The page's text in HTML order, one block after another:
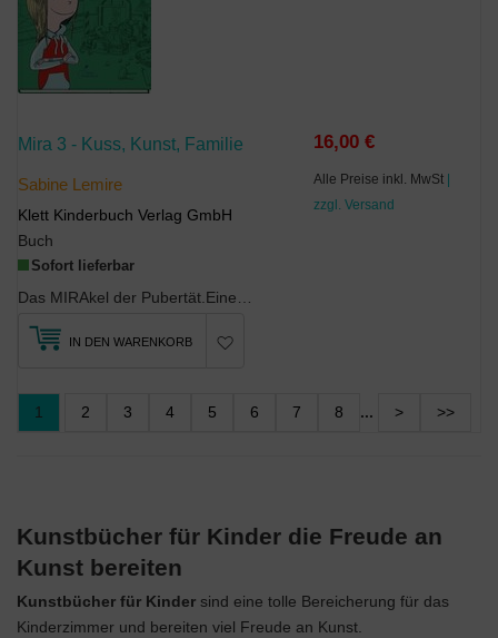
Mira 3 - Kuss, Kunst, Familie
Sabine Lemire
Klett Kinderbuch Verlag GmbH
Buch
Sofort lieferbar
16,00 €
Alle Preise inkl. MwSt |
zzgl. Versand
IN DEN WARENKORB
1 2 3 4 5 6 7 8 ... > >>
Kunstbücher für Kinder die Freude an
Kunst bereiten
Kunstbücher für Kinder sind eine tolle Bereicherung für das
Kinderzimmer und bereiten viel Freude an Kunst.